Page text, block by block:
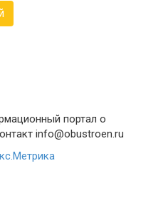
портал о
info@obustroen.ru